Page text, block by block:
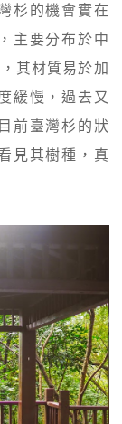
杉的機會實在
主要分布於中
其材質易於加
緩慢，過去又
前臺灣杉的狀
見其樹種，真